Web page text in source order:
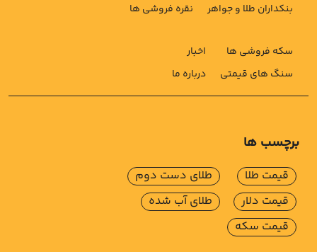
بنکداران طلا و جواهر
نقره فروشی ها
سکه فروشی ها
سنگ های قیمتی
اخبار
درباره ما
برچسب ها
قیمت طلا
قیمت دلار
قیمت سکه
طلای دست دوم
طلای آب شده